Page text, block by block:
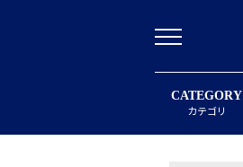
CATEGORY
カテゴリ